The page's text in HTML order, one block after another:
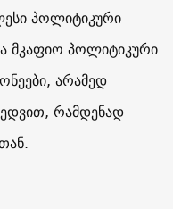
პოლიტიკური
მკაფიო პოლიტიკური
არამედ
რამდენად